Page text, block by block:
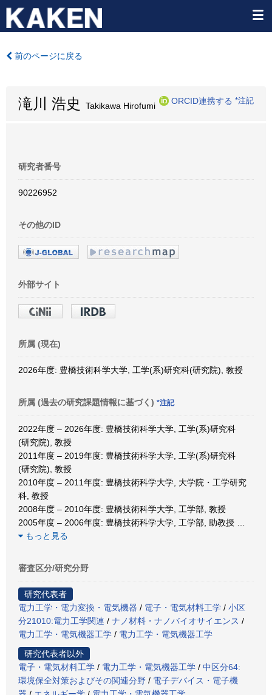
前のページに戻る
滝川 浩史 Takikawa Hirofumi
ORCID連携する *注記
研究者番号
90226952
その他のID
外部サイト
所属 (現在)
2026年度: 豊橋技術科学大学, 工学(系)研究科(研究院), 教授
所属 (過去の研究課題情報に基づく) *注記
2022年度 – 2026年度: 豊橋技術科学大学, 工学(系)研究科
(研究院), 教授
2011年度 – 2019年度: 豊橋技術科学大学, 工学(系)研究科
(研究院), 教授
2010年度 – 2011年度: 豊橋技術科学大学, 大学院・工学研究
科, 教授
2008年度 – 2010年度: 豊橋技術科学大学, 工学部, 教授
2005年度 – 2006年度: 豊橋技術科学大学, 工学部, 助教授
もっと見る
審査区分/研究分野
研究代表者
電力工学・電力変換・電気機器 / 電子・電気材料工学 / 小区
分21010:電力工学関連 / ナノ材料・ナノバイオサイエンス /
電力工学・電気機器工学 / 電力工学・電気機器工学
研究代表者以外
電子・電気材料工学 / 電力工学・電気機器工学 / 中区分64:
環境保全対策およびその関連分野 / 電子デバイス・電子機